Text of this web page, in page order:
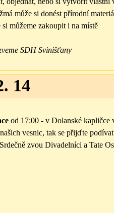
může si donést přírodní
si můžeme zakoupit i na místě
me SDH Svinišťany
14
od 17:00 - v Dolanské kapličce
vesnic, tak se přijďte
zvou Divadelníci a Tate